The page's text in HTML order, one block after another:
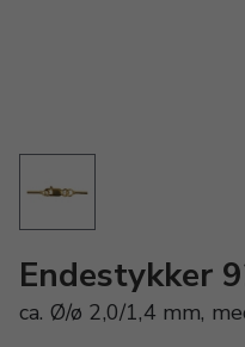
Endestykker
ca. Ø/ø 2,0/1,4 mm,